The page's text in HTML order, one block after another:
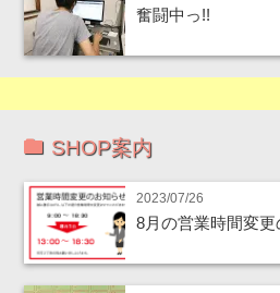
奮闘中っ!!
SHOP案内
2023/07/26
8月の営業時間変